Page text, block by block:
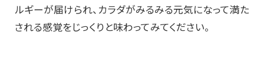
ルギーが届けられ、カラダがみるみる元気になって満た
される感覚をじっくりと味わってみてください。